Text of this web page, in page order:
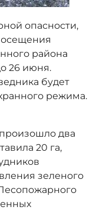
опасности,
района
26 июня.
будет
режима.
два
20 га,
зеленого